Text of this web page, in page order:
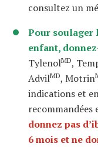
consultez un
Pour soulager
enfant,
TylenolMD,
AdvilMD, Motrin
indications et
recommandées
donnez pas d’i
6mois et ne